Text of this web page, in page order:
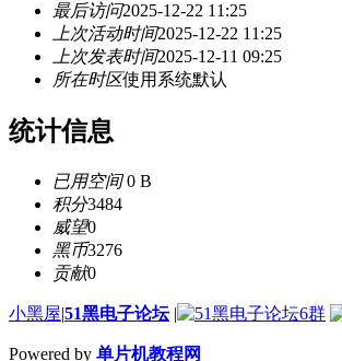
最后访问2025-12-22 11:25
上次活动时间2025-12-22 11:25
上次发表时间2025-12-11 09:25
所在时区使用系统默认
统计信息
已用空间0 B
积分3484
威望0
黑币3276
贡献0
小黑屋|51黑电子论坛 |
Powered by 单片机教程网